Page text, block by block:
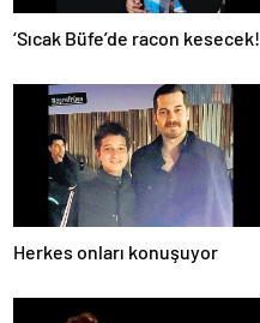
‘Sıcak Büfe’de racon kesecek!
Herkes onları konuşuyor